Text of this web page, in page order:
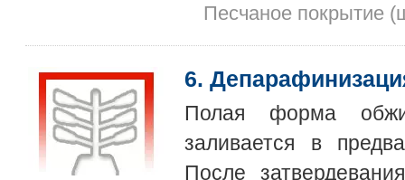
Песчаное покрытие
6.
Полая форма
заливается в
После